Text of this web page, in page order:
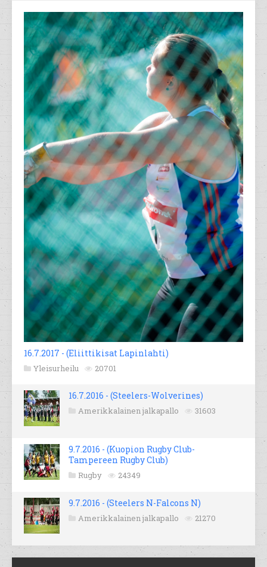
16.7.2017 - (Eliittikisat Lapinlahti)
Yleisurheilu 20701
16.7.2016 - (Steelers-Wolverines)
Amerikkalainen jalkapallo 31603
9.7.2016 - (Kuopion Rugby Club-
Tampereen Rugby Club)
Rugby 24349
9.7.2016 - (Steelers N-Falcons N)
Amerikkalainen jalkapallo 21270